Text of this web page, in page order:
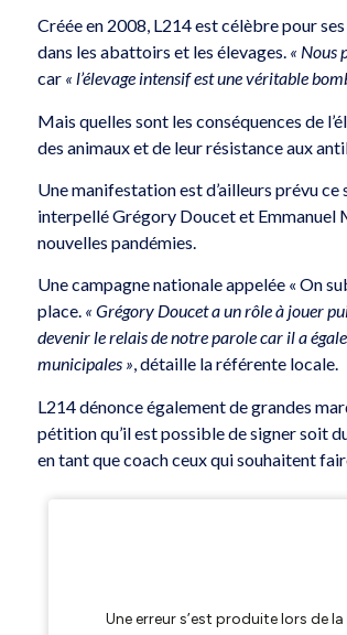
Créée en 2008, L214 est célèbre pour
dans les abattoirs et les élevages. « Nous
car « l’élevage intensif est une véritable
Mais quelles sont les conséquences de
des animaux et de leur résistance aux
Une manifestation est d’ailleurs prévu ce
interpellé Grégory Doucet et Emmanuel
nouvelles pandémies.
Une campagne nationale appelée « On
place. « Grégory Doucet a un rôle à jouer
devenir le relais de notre parole car il a
municipales », détaille la référente locale.
L214 dénonce également de grandes
pétition qu’il est possible de signer soit
en tant que coach ceux qui souhaitent